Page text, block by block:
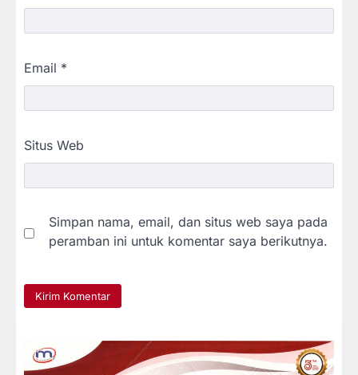
Email *
Situs Web
Simpan nama, email, dan situs web saya pada
peramban ini untuk komentar saya berikutnya.